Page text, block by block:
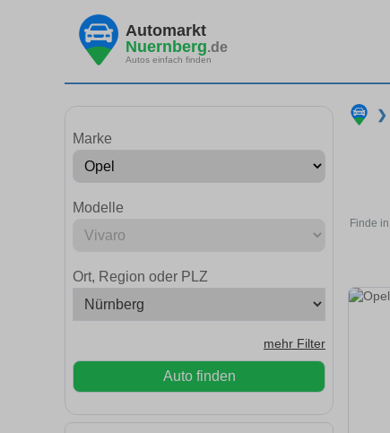
Automarkt
Nuernberg.de
Autos einfach finden
Marke
Modelle
Ort, Region oder PLZ
mehr Filter
Auto finden
❯
Finde